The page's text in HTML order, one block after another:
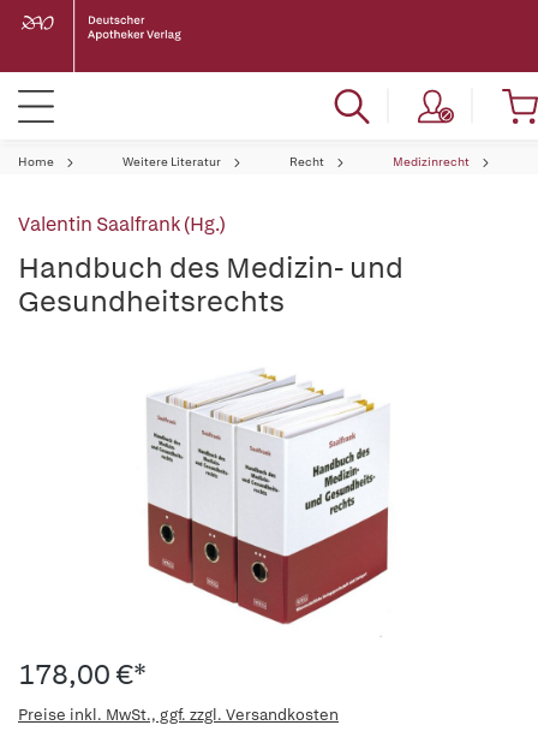
Home Weitere Literatur Recht Medizinrecht
Valentin Saalfrank (Hg.)
Handbuch des Medizin- und
Gesundheitsrechts
178,00 €*
Preise inkl. MwSt., ggf. zzgl. Versandkosten